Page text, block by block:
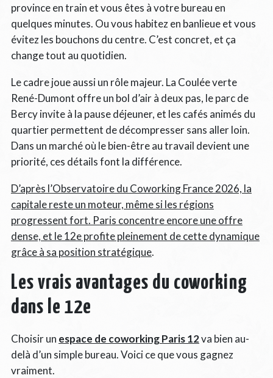
province en train et vous êtes à votre bureau en
quelques minutes. Ou vous habitez en banlieue et vous
évitez les bouchons du centre. C’est concret, et ça
change tout au quotidien.
Le cadre joue aussi un rôle majeur. La Coulée verte
René-Dumont offre un bol d’air à deux pas, le parc de
Bercy invite à la pause déjeuner, et les cafés animés du
quartier permettent de décompresser sans aller loin.
Dans un marché où le bien-être au travail devient une
priorité, ces détails font la différence.
D’après l’Observatoire du Coworking France 2026, la
capitale reste un moteur, même si les régions
progressent fort. Paris concentre encore une offre
dense, et le 12e profite pleinement de cette dynamique
grâce à sa position stratégique.
Les vrais avantages du coworking
dans le 12e
Choisir un espace de coworking Paris 12va bien au-
delà d’un simple bureau. Voici ce que vous gagnez
vraiment.